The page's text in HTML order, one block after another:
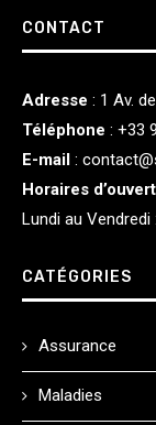
CONTACT
Adresse : 1 Av.
Téléphone : +33
E-mail :
Horaires
Lundi au Vendredi
CATÉGORIES
Assurance
Maladies